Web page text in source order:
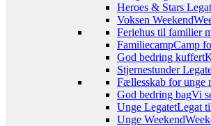
Heroes & Stars
Voksen Weekend
Feriehus til familier
FamiliecampCamp
God bedring kuffert
Stjernestunder
Fællesskab for unge
God bedring bagVi
Unge LegatetLegat
Unge Weekend